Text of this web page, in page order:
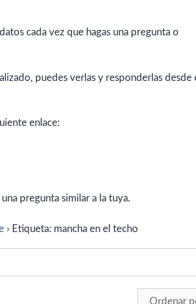
cada vez que hagas una pregunta o
puedes verlas y responderlas desde
enlace:
pregunta similar a la tuya.
› Etiqueta: mancha en el techo